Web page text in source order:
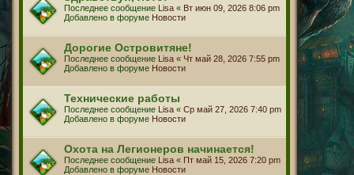
Последнее сообщение Lisa « Вт июн 09, 2026 8:06 pm
Добавлено в форуме Новости
Дорогие Островитяне!
Последнее сообщение Lisa « Чт май 28, 2026 7:55 pm
Добавлено в форуме Новости
Технические работы
Последнее сообщение Lisa « Ср май 27, 2026 7:40 pm
Добавлено в форуме Новости
Охота на Легионеров начинается!
Последнее сообщение Lisa « Пт май 15, 2026 7:20 pm
Добавлено в форуме Новости